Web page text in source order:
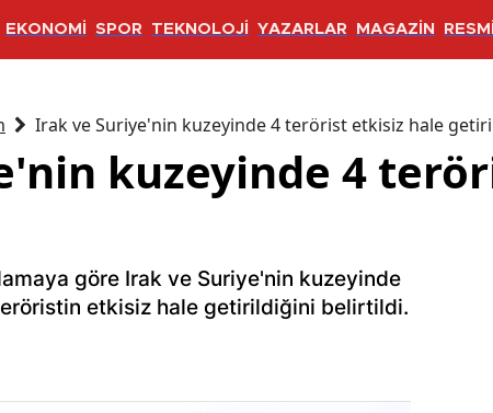
EKONOMİ SPOR TEKNOLOJİ YAZARLAR MAGAZİN
Irak ve Suriye'nin kuzeyinde 4 terörist etkisiz hale
kuzeyinde 4
göre Irak ve Suriye'nin kuzeyinde
etkisiz hale getirildiğini belirtildi.